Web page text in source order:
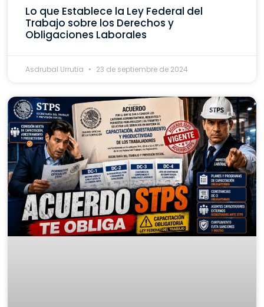
Lo que Establece la Ley Federal del
Trabajo sobre los Derechos y
Obligaciones Laborales
Asdrubal Urrutia 23 de septiembre de 2024